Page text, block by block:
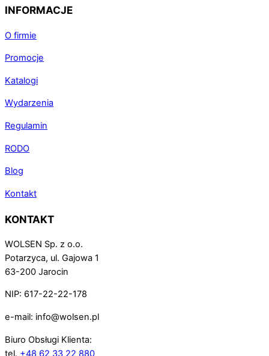
INFORMACJE
O firmie
Promocje
Katalogi
Wydarzenia
Regulamin
RODO
Blog
Kontakt
KONTAKT
WOLSEN Sp. z o.o.
Potarzyca, ul. Gajowa 1
63-200 Jarocin
NIP: 617-22-22-178
e-mail: info@wolsen.pl
Biuro Obsługi Klienta:
tel. +48 62 33 22 880